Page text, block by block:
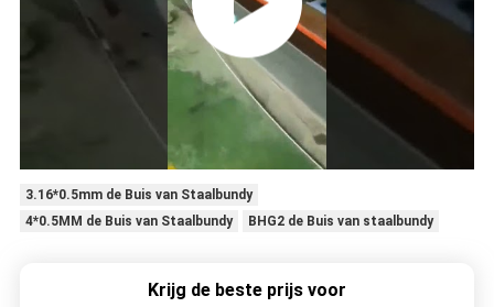
3.16*0.5mm de Buis van Staalbundy
4*0.5MM de Buis van Staalbundy
BHG2 de Buis van staalbundy
Krijg de beste prijs voor